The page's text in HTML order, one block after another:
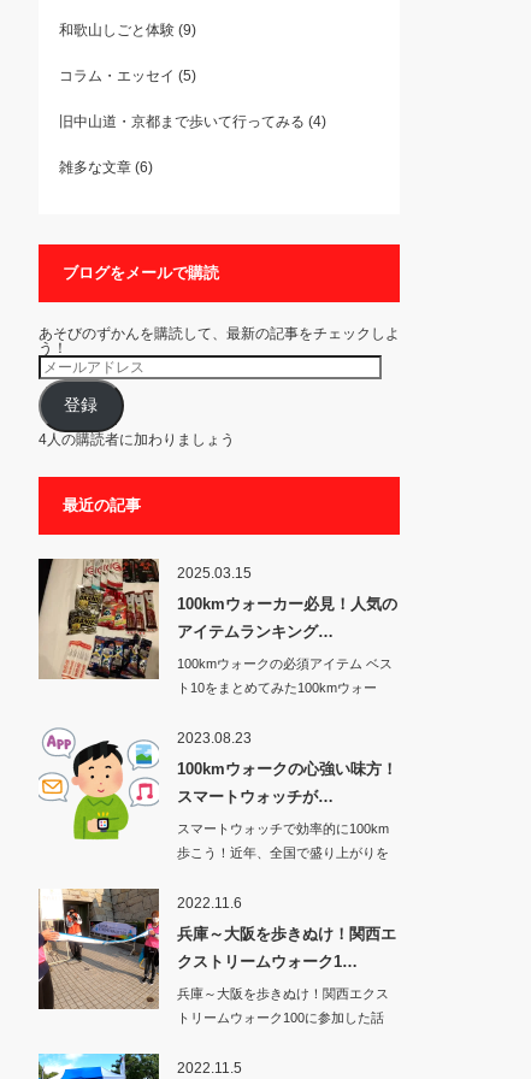
和歌山しごと体験(9)
コラム・エッセイ (5)
旧中山道・京都まで歩いて行ってみる (4)
雑多な文章(6)
ブログをメールで購読
あそびのずかんを購読して、最新の記事をチェックしよ
う！
メ
ー
ル
ア
ド
レ
ス
登録
4人の購読者に加わりましょう
最近の記事
2025.03.15
100kmウォーカー必見！人気の
アイテムランキング…
100kmウォークの必須アイテム ベス
ト10をまとめてみた100kmウォー
2023.08.23
100kmウォークの心強い味方！
スマートウォッチが…
スマートウォッチで効率的に100km
歩こう！近年、全国で盛り上がりを
2022.11.6
兵庫～大阪を歩きぬけ！関西エ
クストリームウォーク1…
兵庫～大阪を歩きぬけ！関西エクス
トリームウォーク100に参加した話
2022.11.5